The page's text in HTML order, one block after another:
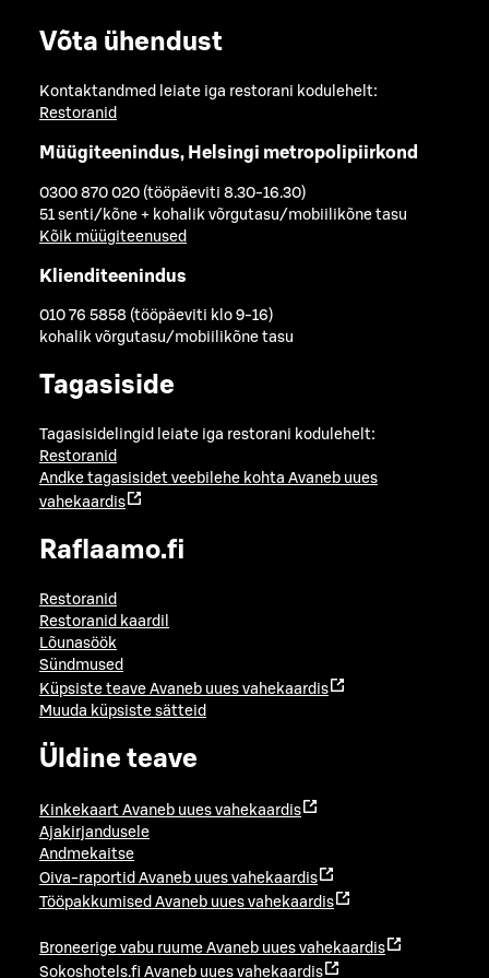
Võta ühendust
Kontaktandmed leiate iga restorani kodulehelt:
Restoranid
Müügiteenindus, Helsingi metropolipiirkond
0300 870 020 (tööpäeviti 8.30-16.30)
51 senti/kõne + kohalik võrgutasu/mobiilikõne tasu
Kõik müügiteenused
Klienditeenindus
010 76 5858 (tööpäeviti klo 9-16)
kohalik võrgutasu/mobiilikõne tasu
Tagasiside
Tagasisidelingid leiate iga restorani kodulehelt:
Restoranid
Andke tagasisidet veebilehe kohta Avaneb uues
vahekaardis
Raflaamo.fi
Restoranid
Restoranid kaardil
Lõunasöök
Sündmused
Küpsiste teave Avaneb uues vahekaardis
Muuda küpsiste sätteid
Üldine teave
Kinkekaart Avaneb uues vahekaardis
Ajakirjandusele
Andmekaitse
Oiva-raportid Avaneb uues vahekaardis
Tööpakkumised Avaneb uues vahekaardis
Broneerige vabu ruume Avaneb uues vahekaardis
Sokoshotels.fi Avaneb uues vahekaardis